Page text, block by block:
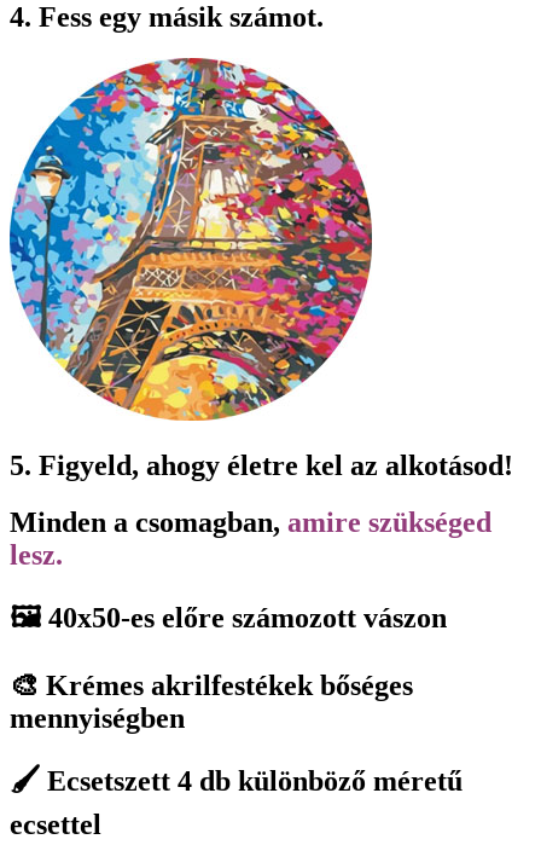
4. Fess egy másik számot.
5. Figyeld, ahogy életre kel az alkotásod!
Minden a csomagban, amire szükséged
lesz.
🖼️ 40x50-es előre számozott vászon
🎨 Krémes akrilfestékek bőséges
mennyiségben
🖌️ Ecsetszett 4 db különböző méretű
ecsettel